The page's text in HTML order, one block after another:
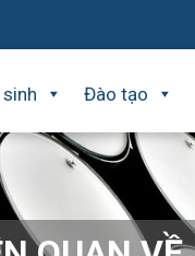
sinh Đào tạo